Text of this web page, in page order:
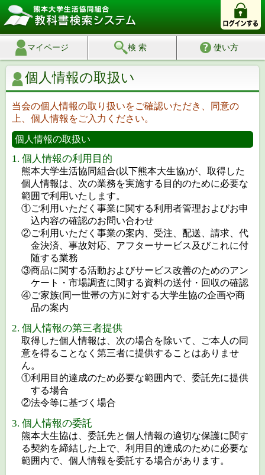
マイページ 検 索 使い方
個人情報の取扱い
当会の個人情報の取り扱いをご確認いただき、同意の
上、個人情報をご入力ください。
個人情報の取扱い
1. 個人情報の利用目的
熊本大学生活協同組合(以下熊本大生協)が、取得した
個人情報は、次の業務を実施する目的のために必要な
範囲で利用いたします。
①ご利用いただく事業に関する利用者管理およびお申
込内容の確認のお問い合わせ
②ご利用いただく事業の案内、受注、配送、請求、代
金決済、事故対応、アフターサービス及びこれに付
随する業務
③商品に関する活動およびサービス改善のためのアン
ケート・市場調査に関する資料の送付・回収の確認
④ご家族(同一世帯の方)に対する大学生協の企画や商
品の案内
2. 個人情報の第三者提供
取得した個人情報は、次の場合を除いて、ご本人の同
意を得ることなく第三者に提供することはありませ
ん。
①利用目的達成のため必要な範囲内で、委託先に提供
する場合
②法令等に基づく場合
3. 個人情報の委託
熊本大生協は、委託先と個人情報の適切な保護に関す
る契約を締結した上で、利用目的達成のために必要な
範囲内で、個人情報を委託する場合があります。